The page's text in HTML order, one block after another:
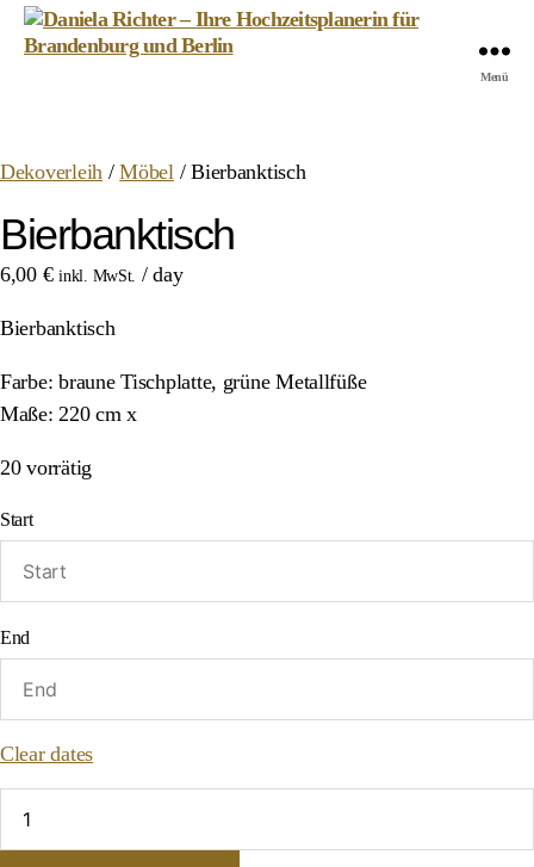
Hochzeitsplanerin
Brandenburg
und
Berlin
Menü
Dekoverleih /Möbel/ Bierbanktisch
Bierbanktisch
6,00 € inkl. MwSt. / day
Bierbanktisch
Farbe: braune Tischplatte, grüne Metallfüße
Maße: 220 cm x
20 vorrätig
Start
End
Clear dates
Menge